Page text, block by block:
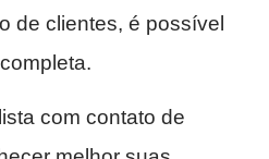
de clientes, é possível
com contato de